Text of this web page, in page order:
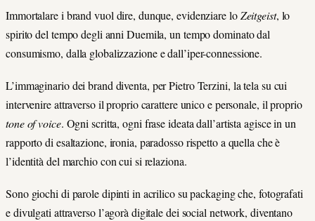
Immortalare i brand vuol dire, dunque, evidenziare loZeitgeist, lo
spirito del tempo degli anni Duemila, un tempo dominato dal
consumismo, dalla globalizzazione e dall’iper-connessione.
L’immaginario dei brand diventa, per Pietro Terzini, la tela su cui
intervenire attraverso il proprio carattere unico e personale, il proprio
tone of voice. Ogni scritta, ogni frase ideata dall’artista agisce in un
rapporto di esaltazione, ironia, paradosso rispetto a quella che è
l’identità del marchio con cui si relaziona.
Sono giochi di parole dipinti in acrilico su packaging che, fotografati
e divulgati attraverso l’agorà digitale dei social network, diventano